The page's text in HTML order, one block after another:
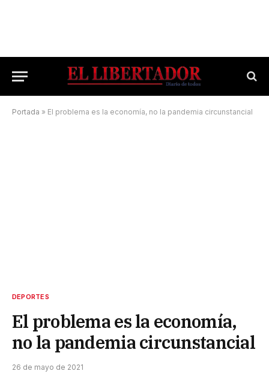
Portada » El problema es la economía, no la pandemia circunstancial
DEPORTES
El problema es la economía,
no la pandemia circunstancial
26 de mayo de 2021